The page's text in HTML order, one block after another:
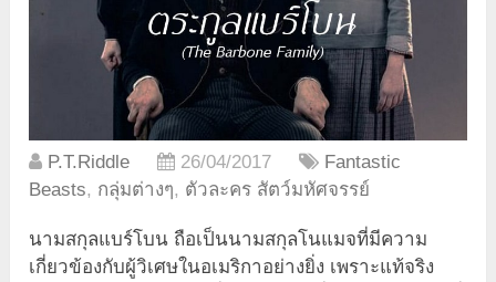
P.T.Riddle 26/04/2017
Fantastic
Beasts, กลุ่มต่างๆ, ตัวละคร สัตว์มหัศจรรย์
นามสกุลแบร์โบน ถือเป็นนามสกุลโนแมจที่มีความ
เกี่ยวข้องกับผู้วิเศษในอเมริกาอย่างยิ่ง เพราะแท้จริง